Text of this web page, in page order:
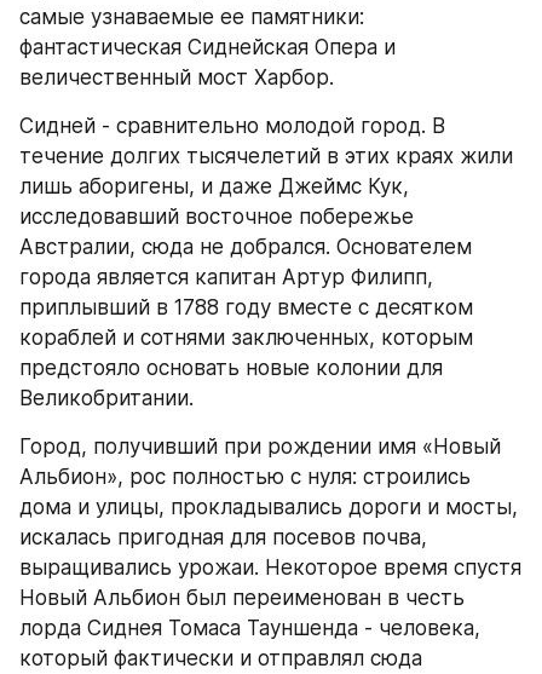
самые узнаваемые ее памятники:
фантастическая Сиднейская Опера и
величественный мост Харбор.
Сидней - сравнительно молодой город. В
течение долгих тысячелетий в этих краях жили
лишь аборигены, и даже Джеймс Кук,
исследовавший восточное побережье
Австралии, сюда не добрался. Основателем
города является капитан Артур Филипп,
приплывший в 1788 году вместе с десятком
кораблей и сотнями заключенных, которым
предстояло основать новые колонии для
Великобритании.
Город, получивший при рождении имя «Новый
Альбион», рос полностью с нуля: строились
дома и улицы, прокладывались дороги и мосты,
искалась пригодная для посевов почва,
выращивались урожаи. Некоторое время спустя
Новый Альбион был переименован в честь
лорда Сиднея Томаса Тауншенда - человека,
который фактически и отправлял сюда